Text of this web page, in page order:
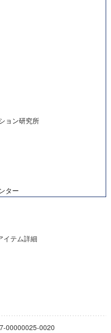
ョン研究所
ター
ティテュート
報告書
プログラム「超成熟社会発展のサ
イテム詳細
00000025-0020